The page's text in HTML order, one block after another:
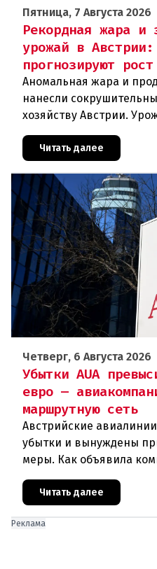
Пятница, 7 Августа 2026
Рекордная жара и
урожай в Австрии:
прогнозируют
Аномальная жара и
нанесли
хозяйству Австрии.
почти на пятую часть, а
потери достигают 80
Читать далее
Четверг, 6 Августа 2026
Убытки AUA
евро —
маршрутную сеть
Австрийские
убытки и вынуждены
меры. Как объявила
отменяет рейсы по
Грац.Причиной столь
Читать далее
Реклама